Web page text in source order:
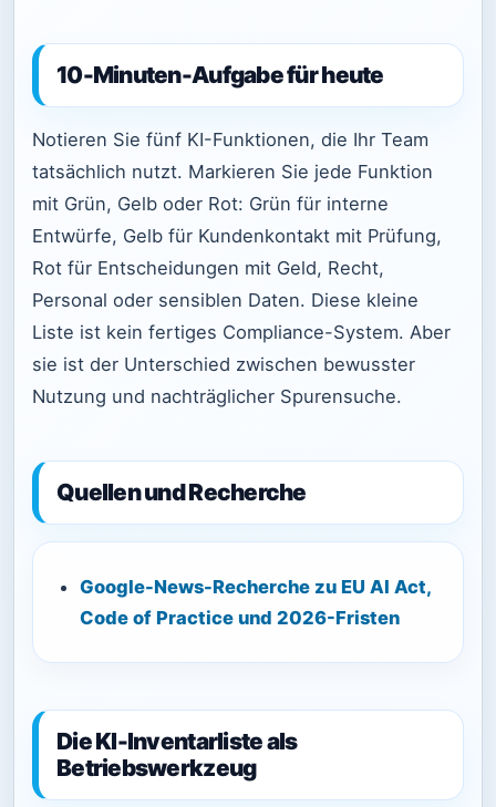
10-Minuten-Aufgabe für heute
Notieren Sie fünf KI-Funktionen, die Ihr Team
tatsächlich nutzt. Markieren Sie jede Funktion
mit Grün, Gelb oder Rot: Grün für interne
Entwürfe, Gelb für Kundenkontakt mit Prüfung,
Rot für Entscheidungen mit Geld, Recht,
Personal oder sensiblen Daten. Diese kleine
Liste ist kein fertiges Compliance-System. Aber
sie ist der Unterschied zwischen bewusster
Nutzung und nachträglicher Spurensuche.
Quellen und Recherche
Google-News-Recherche zu EU AI Act,
Code of Practice und 2026-Fristen
Die KI-Inventarliste als
Betriebswerkzeug